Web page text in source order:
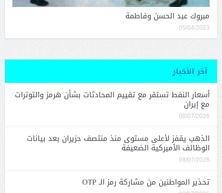
مبروك عبد الحسن وفاطمة
05/04/2023
آخر الأخبار
أسعار النفط تستقر مع تقييم المحادثات بشأن هرمز والتوترات
مع إيران
08/07/2026
الذهب يقفز لأعلى مستوى منذ منتصف حزيران بعد بيانات
الوظائف الأميركية الضعيفة
08/07/2026
تحذير المواطنين من مشاركة رمز الـ OTP